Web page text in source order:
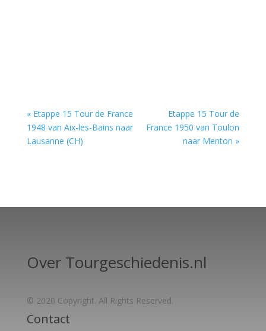
« Etappe 15 Tour de France
1948 van Aix-les-Bains naar
Lausanne (CH)
Etappe 15 Tour de
France 1950 van Toulon
naar Menton »
Over Tourgeschiedenis.nl
© 2020 Copyright. All Rights Reserved.
Contact